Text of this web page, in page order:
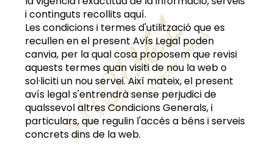
i continguts recollits aquí.
Les condicions i termes d'utilització que es
recullen en el present Avís Legal poden
canvia, per la qual cosa proposem que revisi
aquests termes quan visiti de nou la web o
sol·liciti un nou servei. Així mateix, el present
avís legal s'entrendrà sense perjudici de
qualssevol altres Condicions Generals, i
particulars, que regulin l'accés a béns i serveis
concrets dins de la web.